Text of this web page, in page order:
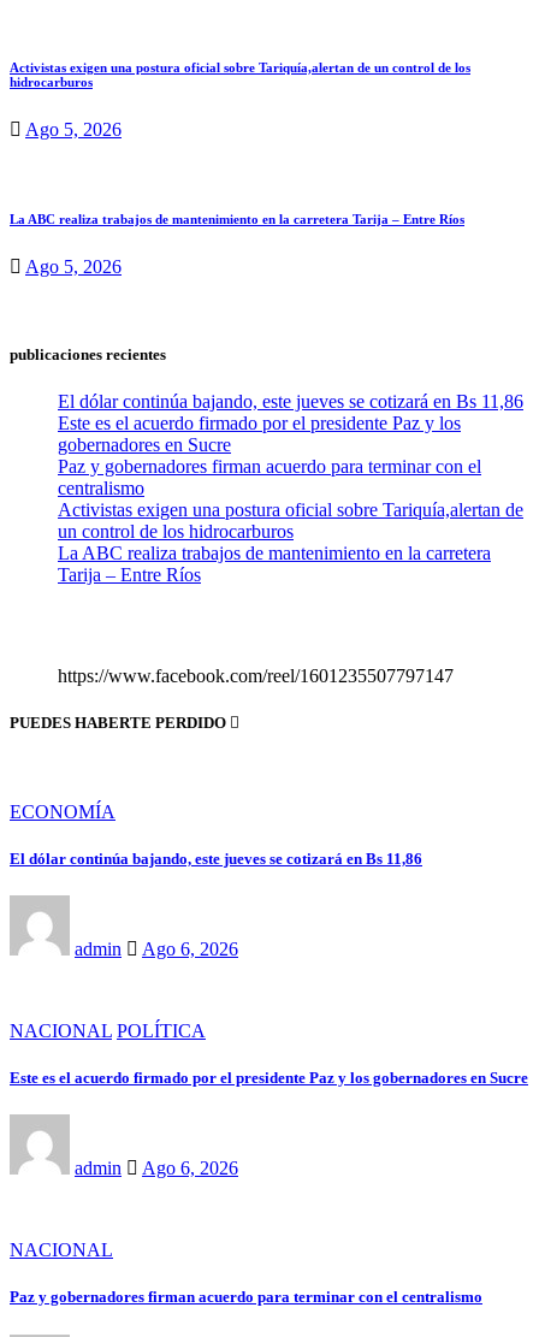
Activistas exigen una postura oficial sobre Tariquía,alertan de un control de los
hidrocarburos
Ago 5, 2026
La ABC realiza trabajos de mantenimiento en la carretera Tarija – Entre Ríos
Ago 5, 2026
publicaciones recientes
El dólar continúa bajando, este jueves se cotizará en Bs 11,86
Este es el acuerdo firmado por el presidente Paz y los
gobernadores en Sucre
Paz y gobernadores firman acuerdo para terminar con el
centralismo
Activistas exigen una postura oficial sobre Tariquía,alertan de
un control de los hidrocarburos
La ABC realiza trabajos de mantenimiento en la carretera
Tarija – Entre Ríos
https://www.facebook.com/reel/1601235507797147
PUEDES HABERTE PERDIDO
ECONOMÍA
El dólar continúa bajando, este jueves se cotizará en Bs 11,86
admin Ago 6, 2026
NACIONAL POLÍTICA
Este es el acuerdo firmado por el presidente Paz y los gobernadores en Sucre
admin Ago 6, 2026
NACIONAL
Paz y gobernadores firman acuerdo para terminar con el centralismo